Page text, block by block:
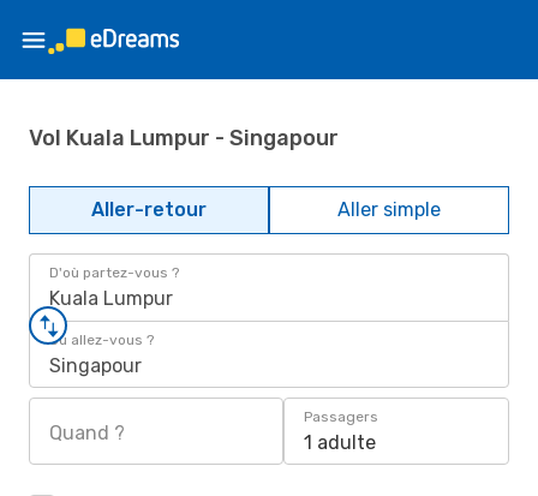
Vol Kuala Lumpur - Singapour
Aller-retour Aller simple
D'où partez-vous ?
Kuala Lumpur
Où allez-vous ?
Singapour
Quand ?
Passagers
1 adulte